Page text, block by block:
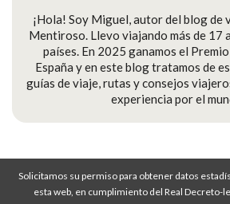
Solicitamos su permiso para obtener datos
esta web, en cumplimiento del Real Decreto-
¡Hola! Soy Miguel, autor del blog de
Mentiroso. Llevo viajando más de 17
países. En 2025 ganamos el
España y en este blog tratamos de
guías de viaje, rutas y consejos
experiencia por el
Diario de un Mentiroso © Copyright